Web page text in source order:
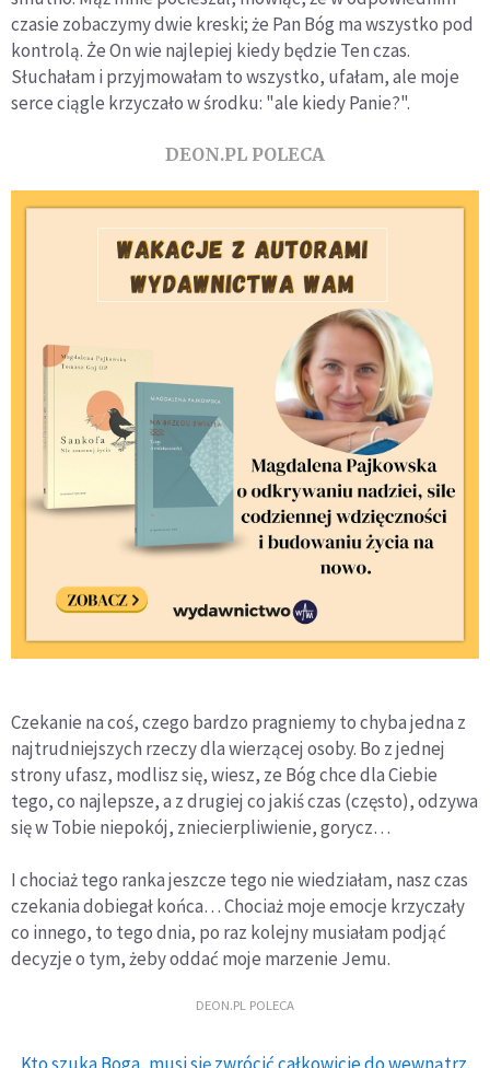
czasie zobaczymy dwie kreski; że Pan Bóg ma wszystko pod
kontrolą. Że On wie najlepiej kiedy będzie Ten czas.
Słuchałam i przyjmowałam to wszystko, ufałam, ale moje
serce ciągle krzyczało w środku: "ale kiedy Panie?".
DEON.PL POLECA
Czekanie na coś, czego bardzo pragniemy to chyba jedna z
najtrudniejszych rzeczy dla wierzącej osoby. Bo z jednej
strony ufasz, modlisz się, wiesz, ze Bóg chce dla Ciebie
tego, co najlepsze, a z drugiej co jakiś czas (często), odzywa
się w Tobie niepokój, zniecierpliwienie, gorycz…
I chociaż tego ranka jeszcze tego nie wiedziałam, nasz czas
czekania dobiegał końca… Chociaż moje emocje krzyczały
co innego, to tego dnia, po raz kolejny musiałam podjąć
decyzje o tym, żeby oddać moje marzenie Jemu.
DEON.PL POLECA
Kto szuka Boga, musi się zwrócić całkowicie do wewnątrz.